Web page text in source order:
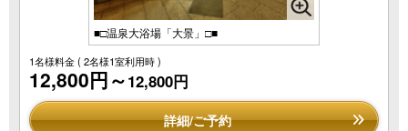
■□温泉大浴場「大景」□■
1名様料金( 2名様1室利用時 )
12,800円～12,800円
詳細/ご予約